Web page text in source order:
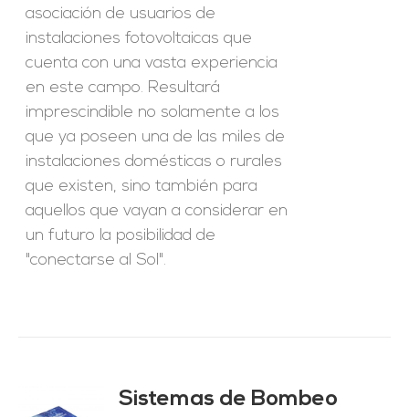
asociación de usuarios de
instalaciones fotovoltaicas que
cuenta con una vasta experiencia
en este campo. Resultará
imprescindible no solamente a los
que ya poseen una de las miles de
instalaciones domésticas o rurales
que existen, sino también para
aquellos que vayan a considerar en
un futuro la posibilidad de
"conectarse al Sol".
Sistemas de Bombeo